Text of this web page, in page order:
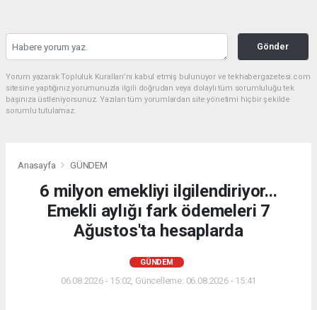
Gönder
Yorum yazarak Topluluk Kuralları’nı kabul etmiş bulunuyor ve tekhabergazetesi.com
sitesine yaptığınız yorumunuzla ilgili doğrudan veya dolaylı tüm sorumluluğu tek
başınıza üstleniyorsunuz. Yazılan tüm yorumlardan site yönetimi hiçbir şekilde
sorumlu tutulamaz.
Anasayfa GÜNDEM
6 milyon emekliyi ilgilendiriyor...
Emekli aylığı fark ödemeleri 7
Ağustos'ta hesaplarda
GÜNDEM
06.08.2026 - 15:02, Güncelleme: 06.08.2026 - 15:41